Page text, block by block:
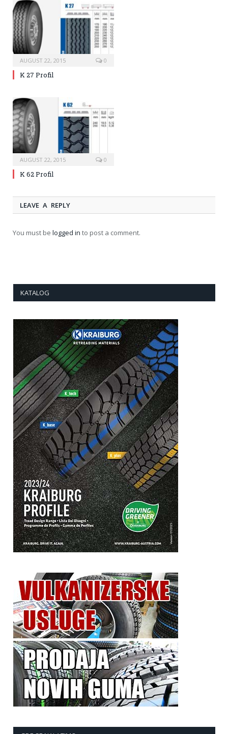
AUGUST 22, 2015 0
K 27 Profil
AUGUST 22, 2015 0
K 62 Profil
LEAVE A REPLY
You must be logged in to post a comment.
KATALOG